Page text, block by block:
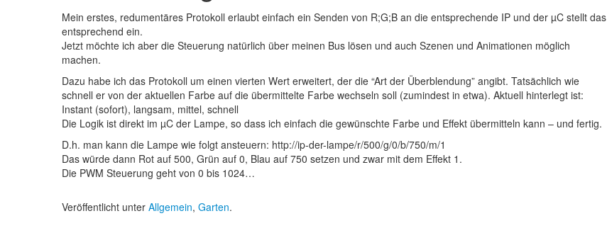
Mein erstes, redumentäres Protokoll erlaubt einfach ein Senden von R;G;B an die entsprechende IP und der µC stellt das
entsprechend ein.
Jetzt möchte ich aber die Steuerung natürlich über meinen Bus lösen und auch Szenen und Animationen möglich
machen.
Dazu habe ich das Protokoll um einen vierten Wert erweitert, der die “Art der Überblendung” angibt. Tatsächlich wie
schnell er von der aktuellen Farbe auf die übermittelte Farbe wechseln soll (zumindest in etwa). Aktuell hinterlegt ist:
Instant (sofort), langsam, mittel, schnell
Die Logik ist direkt im µC der Lampe, so dass ich einfach die gewünschte Farbe und Effekt übermitteln kann – und fertig.
D.h. man kann die Lampe wie folgt ansteuern: http://ip-der-lampe/r/500/g/0/b/750/m/1
Das würde dann Rot auf 500, Grün auf 0, Blau auf 750 setzen und zwar mit dem Effekt 1.
Die PWM Steuerung geht von 0 bis 1024…
Veröffentlicht unter Allgemein, Garten.